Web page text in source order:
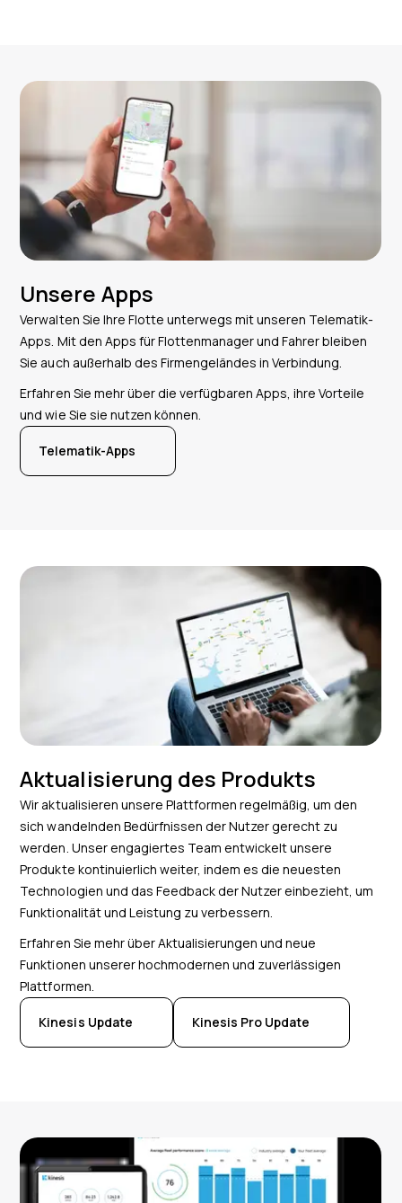
Unsere Apps
Verwalten Sie Ihre Flotte unterwegs mit unseren Telematik-
Apps. Mit den Apps für Flottenmanager und Fahrer bleiben
Sie auch außerhalb des Firmengeländes in Verbindung.
Erfahren Sie mehr über die verfügbaren Apps, ihre Vorteile
und wie Sie sie nutzen können.
Telematik-Apps
Aktualisierung des Produkts
Wir aktualisieren unsere Plattformen regelmäßig, um den
sich wandelnden Bedürfnissen der Nutzer gerecht zu
werden. Unser engagiertes Team entwickelt unsere
Produkte kontinuierlich weiter, indem es die neuesten
Technologien und das Feedback der Nutzer einbezieht, um
Funktionalität und Leistung zu verbessern.
Erfahren Sie mehr über Aktualisierungen und neue
Funktionen unserer hochmodernen und zuverlässigen
Plattformen.
Kinesis Update Kinesis Pro Update